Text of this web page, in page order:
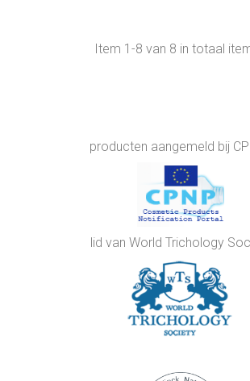
Item 1-8 van 8 in totaal
producten aangemeld bij
lid van World Trichology